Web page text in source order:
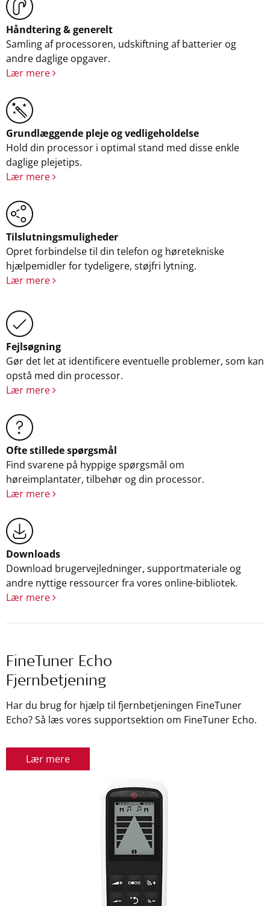
Håndtering & generelt
Samling af processoren, udskiftning af batterier og
andre daglige opgaver.
Lær mere
Grundlæggende pleje og vedligeholdelse
Hold din processor i optimal stand med disse enkle
daglige plejetips.
Lær mere
Tilslutningsmuligheder
Opret forbindelse til din telefon og høretekniske
hjælpemidler for tydeligere, støjfri lytning.
Lær mere
Fejlsøgning
Gør det let at identificere eventuelle problemer, som kan
opstå med din processor.
Lær mere
Ofte stillede spørgsmål
Find svarene på hyppige spørgsmål om
høreimplantater, tilbehør og din processor.
Lær mere
Downloads
Download brugervejledninger, supportmateriale og
andre nyttige ressourcer fra vores online-bibliotek.
Lær mere
FineTuner Echo
Fjernbetjening
Har du brug for hjælp til fjernbetjeningen FineTuner
Echo? Så læs vores supportsektion om FineTuner Echo.
Lær mere